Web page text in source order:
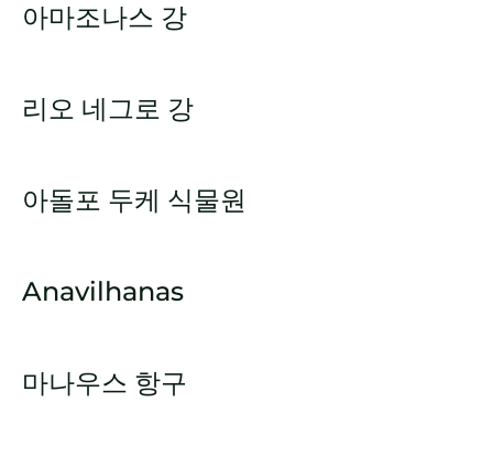
아마조나스 강
리오 네그로 강
아돌포 두케 식물원
Anavilhanas
마나우스 항구